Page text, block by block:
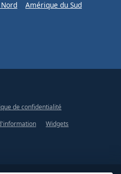
Amérique du Sud
de confidentialité
Widgets